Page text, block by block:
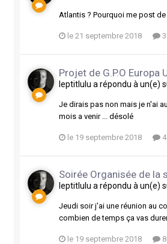
Atlantis ? Pourquoi me post
le 21 septembre 2018
Projet de G.P.O Europa
leptitlulu a répondu à un(e)
Je dirais pas non mais je n'ai
mois a venir ... désolé
le 19 septembre 2018
Soirée Organisée de la
leptitlulu a répondu à un(e)
Jeudi soir j'ai une réunion au
combien de temps ça vas
le 19 septembre 2018